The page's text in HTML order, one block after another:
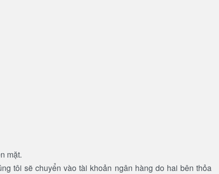
mặt.
tôi sẽ chuyển vào tài khoản ngân hàng do hai bên thỏa